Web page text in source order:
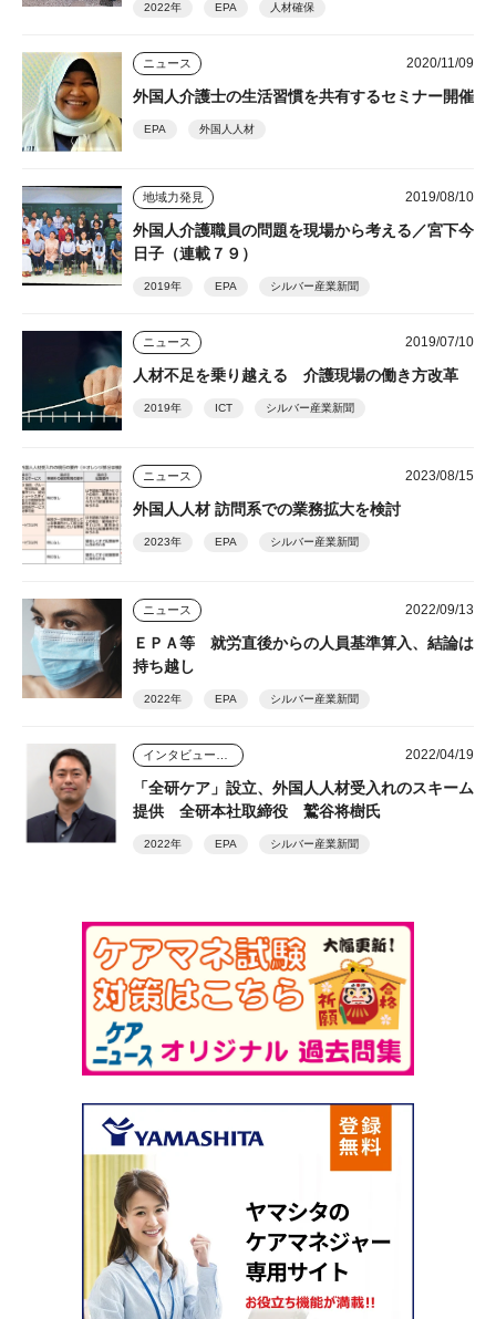
2022年 EPA 人材確保
ニュース 2020/11/09
外国人介護士の生活習慣を共有するセミナー開催
EPA 外国人人材
地域力発見 2019/08/10
外国人介護職員の問題を現場から考える／宮下今
日子（連載７９）
2019年 EPA シルバー産業新聞
ニュース 2019/07/10
人材不足を乗り越える 介護現場の働き方改革
2019年 ICT シルバー産業新聞
ニュース 2023/08/15
外国人人材 訪問系での業務拡大を検討
2023年 EPA シルバー産業新聞
ニュース 2022/09/13
ＥＰＡ等 就労直後からの人員基準算入、結論は
持ち越し
2022年 EPA シルバー産業新聞
2022/04/19
「全研ケア」設立、外国人人材受入れのスキーム
提供 全研本社取締役 鷲谷将樹氏
2022年 EPA シルバー産業新聞